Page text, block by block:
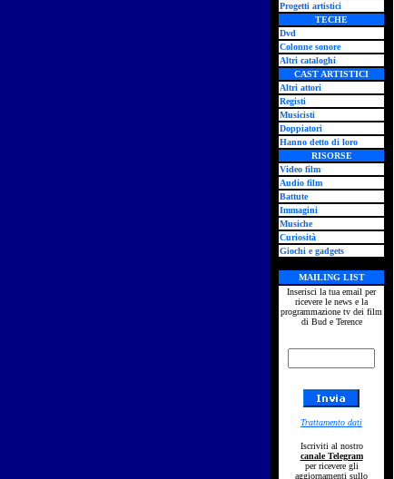
Progetti artistici
TECHE
Dvd
Colonne sonore
Altri cataloghi
CAST ARTISTICI
Altri attori
Registi
Musicisti
Doppiatori
Hanno detto di loro
RISORSE
Video film
Audio film
Battute
Immagini
Musiche
Curiosità
Giochi e gadgets
MAILING LIST
Inserisci la tua email per
ricevere le news e la
programmazione tv dei film
di Bud e Terence
Trattamento dati
Iscriviti al nostro
canale Telegram
per ricevere gli
aggiornamenti sullo